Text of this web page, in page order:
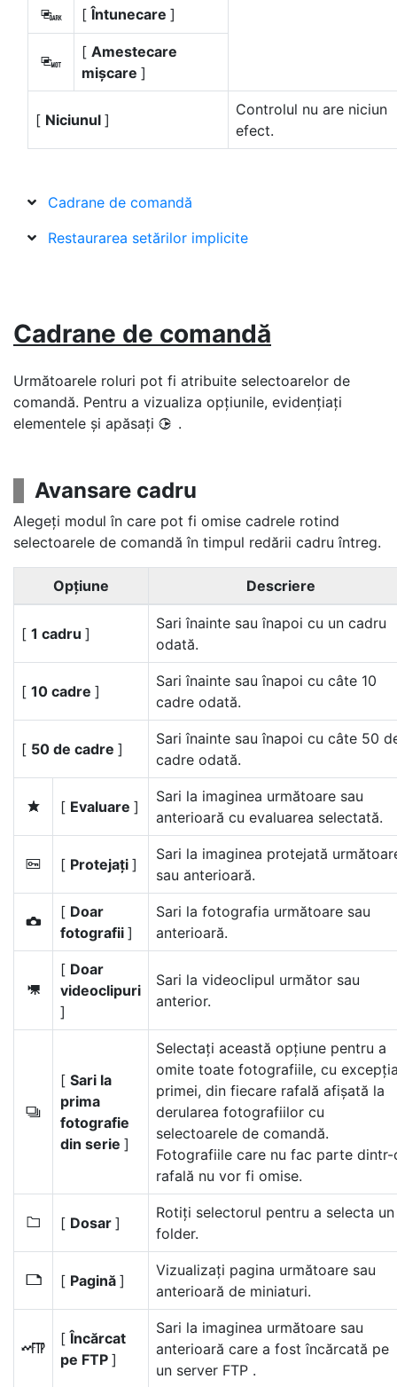
i [Întunecare ]
j
[ Amestecare
mișcare ]
[ Niciunul ]
Controlul nu are niciun
efect.
Cadrane de comandă
Restaurarea setărilor implicite
Cadrane de comandă
Următoarele roluri pot fi atribuite selectoarelor de
comandă. Pentru a vizualiza opțiunile, evidențiați
elementele și apăsați 2 .
Avansare cadru
Alegeți modul în care pot fi omise cadrele rotind
selectoarele de comandă în timpul redării cadru întreg.
Opţiune Descriere
[ 1 cadru ]
Sari înainte sau înapoi cu un cadru
odată.
[ 10 cadre ]
Sari înainte sau înapoi cu câte 10
cadre odată.
[ 50 de cadre ]
Sari înainte sau înapoi cu câte 50
cadre odată.
c [ Evaluare ]
Sari la imaginea următoare sau
anterioară cu evaluarea selectată.
P [ Protejați ]
Sari la imaginea protejată
sau anterioară.
C
[ Doar
fotografii ]
Sari la fotografia următoare sau
anterioară.
1
[ Doar
videoclipuri
]
Sari la videoclipul următor sau
anterior.
c
[ Sari la
prima
fotografie
din serie ]
Selectați această opțiune pentru a
omite toate fotografiile, cu
primei, din fiecare rafală afișată la
derularea fotografiilor cu
selectoarele de comandă.
Fotografiile care nu fac parte dintr-
rafală nu vor fi omise.
W [ Dosar ]
Rotiți selectorul pentru a selecta un
folder.
7 [ Pagină ]
Vizualizați pagina următoare sau
anterioară de miniaturi.
N
[Încărcat
pe FTP ]
Sari la imaginea următoare sau
anterioară care a fost încărcată pe
un server FTP .